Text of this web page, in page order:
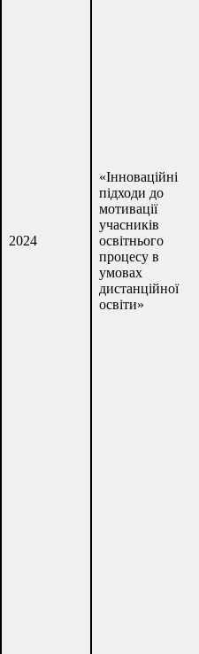
2024
«Інноваційні
підходи до
мотивації
учасників
освітнього
процесу в
умовах
дистанційної
освіти»